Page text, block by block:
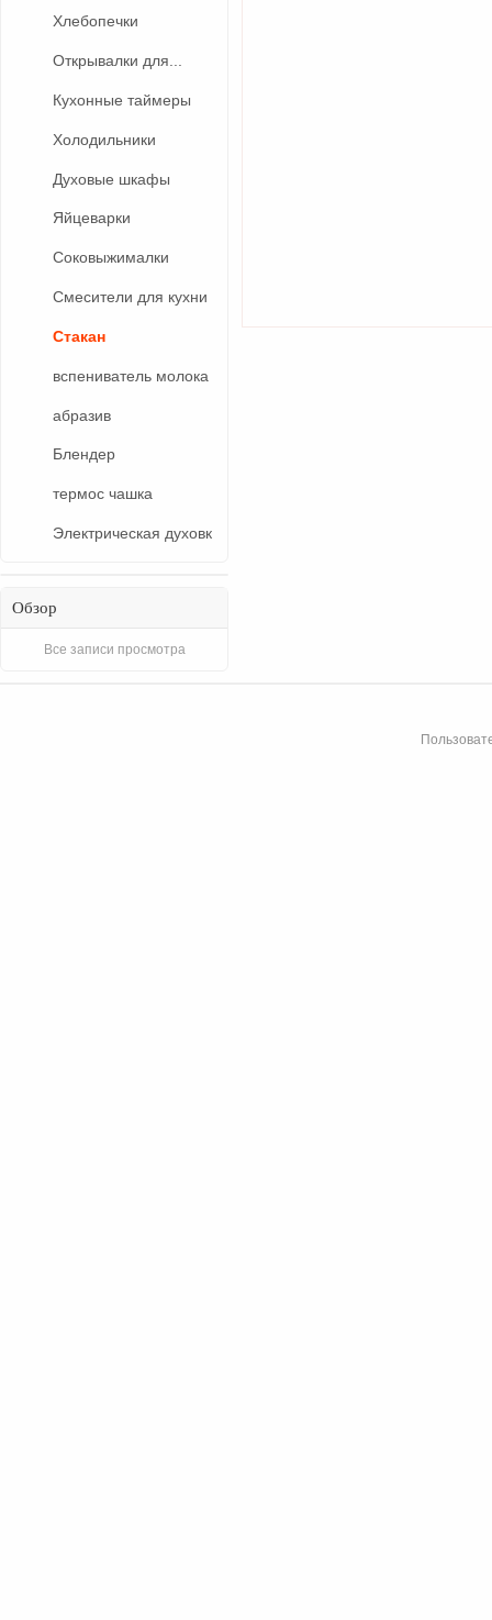
Хлебопечки
Открывалки для...
Кухонные таймеры
Холодильники
Духовые шкафы
Яйцеварки
Соковыжималки
Смесители для кухни
Стакан
вспениватель молока
абразив
Блендер
термос чашка
Электрическая духовк
Обзор
Все записи просмотра